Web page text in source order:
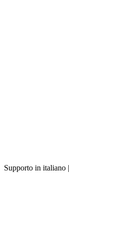
Supporto in italiano |